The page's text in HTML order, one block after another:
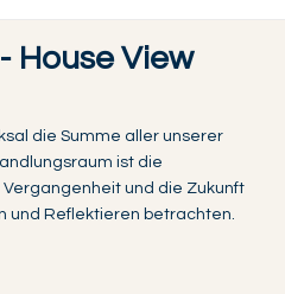
House View
die Summe aller unserer
ist die
und die Zukunft
und Reflektieren betrachten.